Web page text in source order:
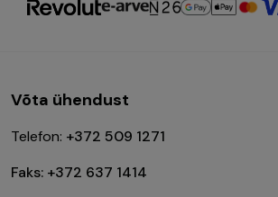
Võta ühendust
Telefon: +372 509 1271
Faks: +372 637 1414